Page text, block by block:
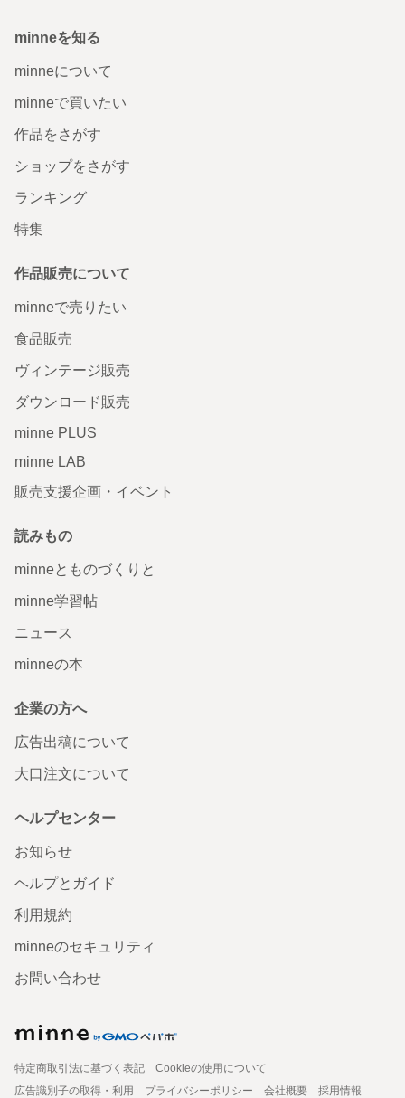
minneを知る
minneについて
minneで買いたい
作品をさがす
ショップをさがす
ランキング
特集
作品販売について
minneで売りたい
食品販売
ヴィンテージ販売
ダウンロード販売
minne PLUS
minne LAB
販売支援企画・イベント
読みもの
minneとものづくりと
minne学習帖
ニュース
minneの本
企業の方へ
広告出稿について
大口注文について
ヘルプセンター
お知らせ
ヘルプとガイド
利用規約
minneのセキュリティ
お問い合わせ
特定商取引法に基づく表記
Cookieの使用について
広告識別子の取得・利用
プライバシーポリシー 会社概要
採用情報